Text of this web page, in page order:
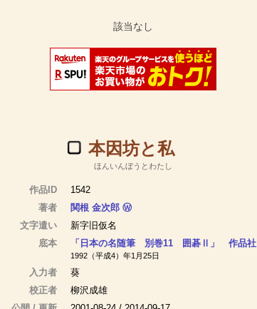
本因坊と私
ほんいんぼうとわたし
作品ID
1542
著者
関根 金次郎 Ⓦ
文字遣い
新字旧仮名
底本
「日本の名随筆 別巻11 囲碁Ⅱ」 作品社
1992（平成4）年1月25日
入力者
葵
校正者
柳沢成雄